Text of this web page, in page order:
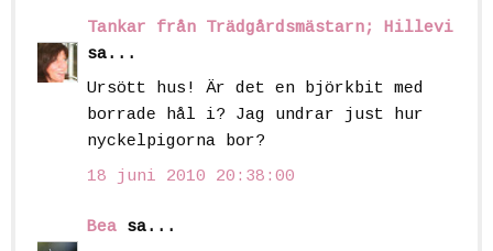
Tankar från Trädgårdsmästarn; Hillevi
sa...
Ursött hus! Är det en björkbit med
borrade hål i? Jag undrar just hur
nyckelpigorna bor?
18 juni 2010 20:38:00
Bea sa...